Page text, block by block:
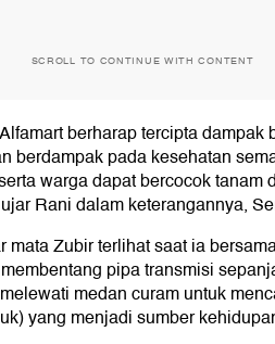
SCROLL TO CONTINUE WITH CONTENT
berharap tercipta dampak
berdampak pada kesehatan
warga dapat bercocok tanam
Rani dalam keterangannya,
mata Zubir terlihat saat ia
pipa transmisi
medan curam untuk
yang menjadi sumber